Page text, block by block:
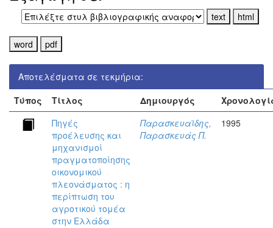
Αποτελέσματα σε τεκμήρια:
Τύπος
Τίτλος Δημιουργός
Πηγές
προέλευσης και
μηχανισμοί
πραγματοποίησης
οικονομικού
πλεονάσματος : η
περίπτωση του
αγροτικού τομέα
στην Ελλάδα
Παρασκευαϊδης,
Παρασκευάς Π.
1995